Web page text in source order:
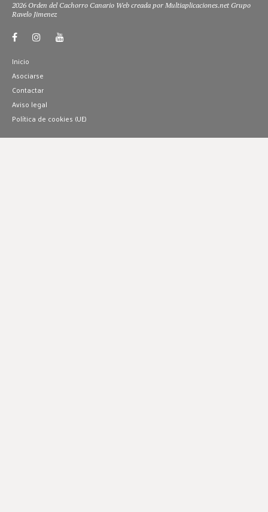
2026 Orden del Cachorro Canario Web creada por Multiaplicaciones.net Grupo
Ravelo Jimenez
Inicio
Asociarse
Contactar
Aviso legal
Política de cookies (UE)